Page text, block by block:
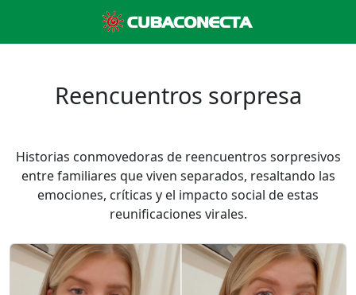
Reencuentros sorpresa
Historias conmovedoras de reencuentros sorpresivos
entre familiares que viven separados, resaltando las
emociones, críticas y el impacto social de estas
reunificaciones virales.